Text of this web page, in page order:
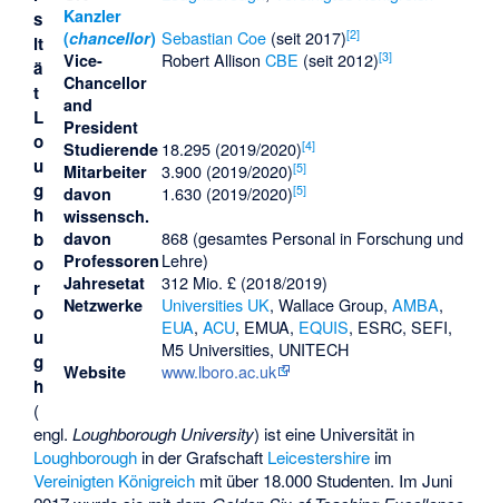
Kanzler
(chancellor) Sebastian Coe(seit 2017)[2]
Vice-
Chancellor
and
President
Robert Allison CBE (seit 2012)[3]
Studierende 18.295 (2019/2020)[4]
Mitarbeiter 3.900 (2019/2020)[5]
davon
wissensch.
1.630 (2019/2020)[5]
davon
Professoren
868 (gesamtes Personal in Forschung und
Lehre)
Jahresetat 312 Mio. £ (2018/2019)
Netzwerke Universities UK, Wallace Group, AMBA,
EUA, ACU, EMUA, EQUIS, ESRC, SEFI,
M5 Universities, UNITECH
Website www.lboro.ac.uk
s
it
ä
t
L
o
u
g
h
b
o
r
o
u
g
h
(
engl.Loughborough University) ist eine Universität in
Loughborough in der Grafschaft Leicestershire im
Vereinigten Königreich mit über 18.000 Studenten. Im Juni